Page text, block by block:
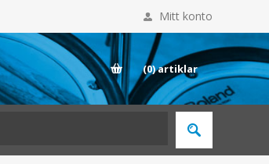
Mitt konto
(0)artiklar